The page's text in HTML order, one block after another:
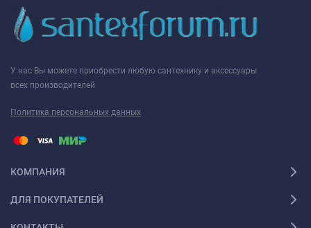
У нас Вы можете приобрести любую сантехнику и аксессуары
всех производителей
Политика персональных данных
КОМПАНИЯ
ДЛЯ ПОКУПАТЕЛЕЙ